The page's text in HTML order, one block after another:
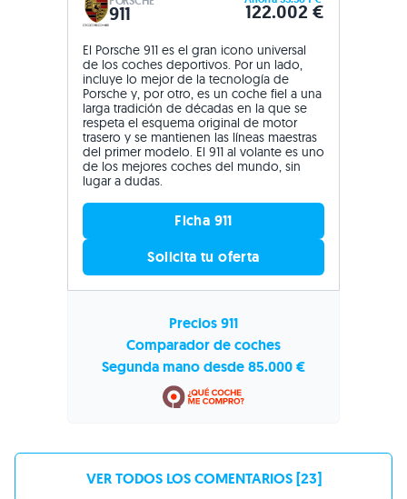
911 122.002 €
El Porsche 911 es el gran icono universal
de los coches deportivos. Por un lado,
incluye lo mejor de la tecnología de
Porsche y, por otro, es un coche fiel a una
larga tradición de décadas en la que se
respeta el esquema original de motor
trasero y se mantienen las líneas maestras
del primer modelo. El 911 al volante es uno
de los mejores coches del mundo, sin
lugar a dudas.
Ficha 911
Solicita tu oferta
Precios 911
Comparador de coches
Segunda mano desde 85.000 €
VER TODOS LOS COMENTARIOS [23]